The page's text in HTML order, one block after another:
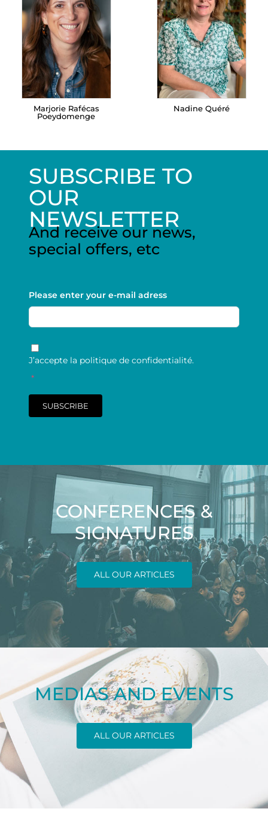
Marjorie Rafécas
Poeydomenge
Nadine Quéré
SUBSCRIBE TO
OUR
NEWSLETTER
And receive our news,
special offers, etc
Please enter your e-mail adress
RGPD
J’accepte la politique de confidentialité.
*
SUBSCRIBE
CONFERENCES &
SIGNATURES
ALL OUR ARTICLES
MEDIAS AND EVENTS
ALL OUR ARTICLES